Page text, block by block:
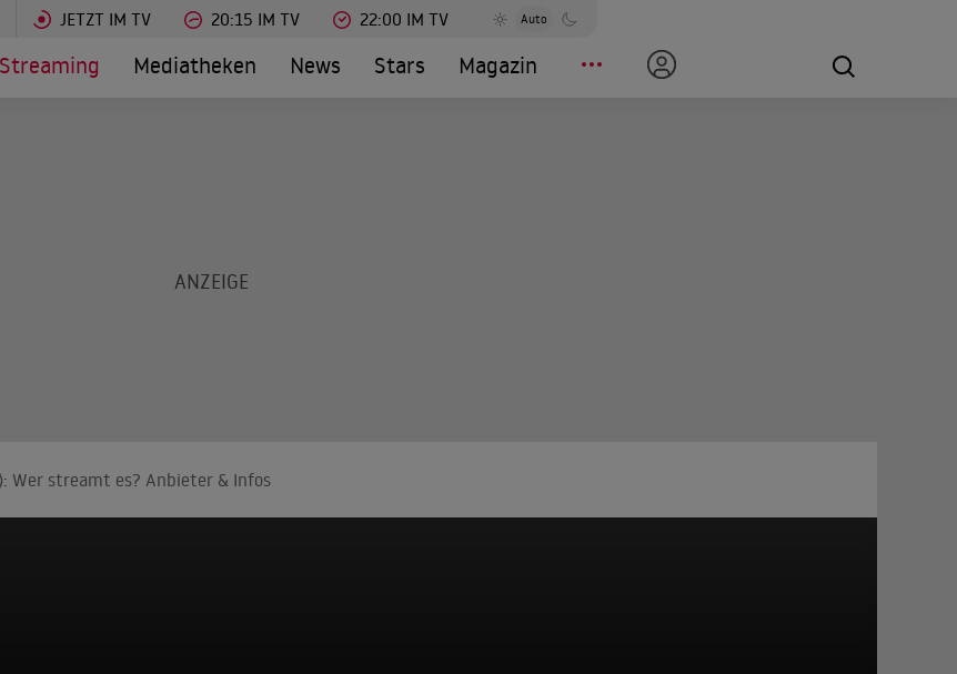
JETZT IM TV 20:15 IM TV 22:00 IM TV Auto
Streaming Mediatheken News Stars Magazin
Wer streamt es? Anbieter & Infos